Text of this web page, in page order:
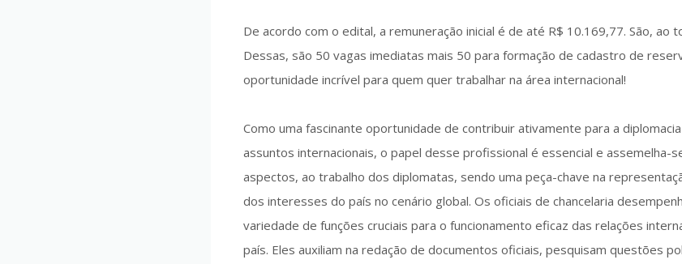
De acordo com o edital, a remuneração inicial é de até R$ 10.169,77. São, ao
Dessas, são 50 vagas imediatas mais 50 para formação de cadastro de
oportunidade incrível para quem quer trabalhar na área internacional!
Como uma fascinante oportunidade de contribuir ativamente para a
assuntos internacionais, o papel desse profissional é essencial e assemelha-
aspectos, ao trabalho dos diplomatas, sendo uma peça-chave na
dos interesses do país no cenário global. Os oficiais de chancelaria
variedade de funções cruciais para o funcionamento eficaz das relações
país. Eles auxiliam na redação de documentos oficiais, pesquisam questões